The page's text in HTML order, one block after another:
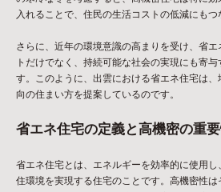
入れることで、住民の生活コストの低減にもつ
さらに、近年の環境意識の高まりを受け、省
トだけでなく、持続可能な社会の実現にも寄
す。このように、出雲における省エネ住宅は
向の住まい方を提案しているのです。
省エネ住宅の定義と高機密の重
省エネ住宅とは、エネルギーを効率的に使用
住環境を実現する住宅のことです。高機密性は